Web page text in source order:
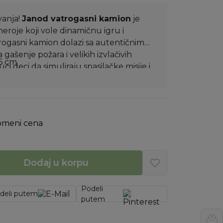
Janod vatrogasni kamion je
koji vole dinamičnu igru i
kamion dolazi sa autentičnim
požara i velikih izvlačivih
deci da simuliraju spasilačke misije i
cm
cena
Dodaj u korpu
putem
Podeli
putem